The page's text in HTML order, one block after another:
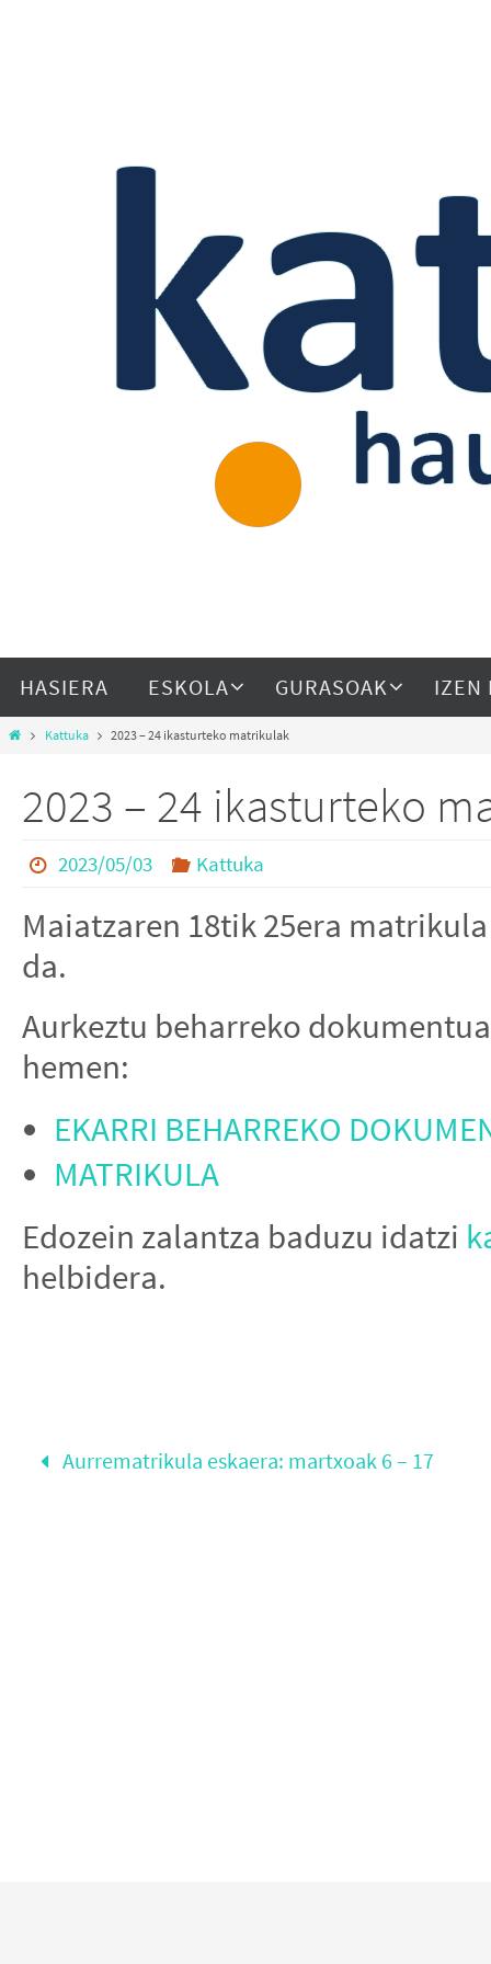
HASIERA ESKOLA GURASOAK IZEN
Kattuka 2023 – 24 ikasturteko matrikulak
2023 – 24 ikasturteko
2023/05/03 Kattuka
Maiatzaren 18tik 25era
da.
Aurkeztu beharreko
hemen:
EKARRI BEHARREKO
MATRIKULA
Edozein zalantza baduzu idatzi
helbidera.
Aurrematrikula eskaera: martxoak 6 – 17